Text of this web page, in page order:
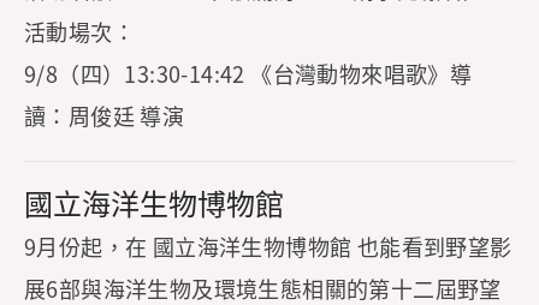
活動場次：
9/8（四）13:30-14:42 《台灣動物來唱歌》導
讀：周俊廷 導演
國立海洋生物博物館
9月份起，在 國立海洋生物博物館 也能看到野望影
展6部與海洋生物及環境生態相關的第十二屆野望